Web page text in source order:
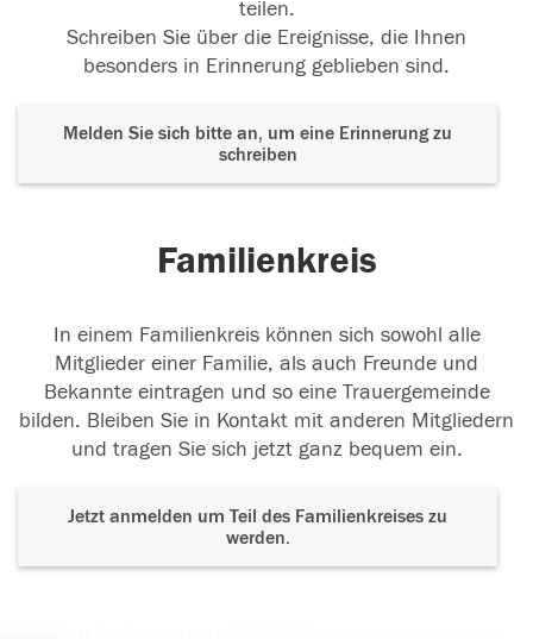
teilen.
Schreiben Sie über die Ereignisse, die Ihnen
besonders in Erinnerung geblieben sind.
Melden Sie sich bitte an, um eine Erinnerung zu
schreiben
Familienkreis
In einem Familienkreis können sich sowohl alle
Mitglieder einer Familie, als auch Freunde und
Bekannte eintragen und so eine Trauergemeinde
bilden. Bleiben Sie in Kontakt mit anderen Mitgliedern
und tragen Sie sich jetzt ganz bequem ein.
Jetzt anmelden um Teil des Familienkreises zu
werden.